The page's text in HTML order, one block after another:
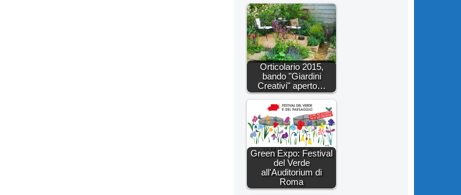
Orticolario 2015,
bando "Giardini
Creativi" aperto…
Green Expo: Festival
del Verde
all'Auditorium di
Roma